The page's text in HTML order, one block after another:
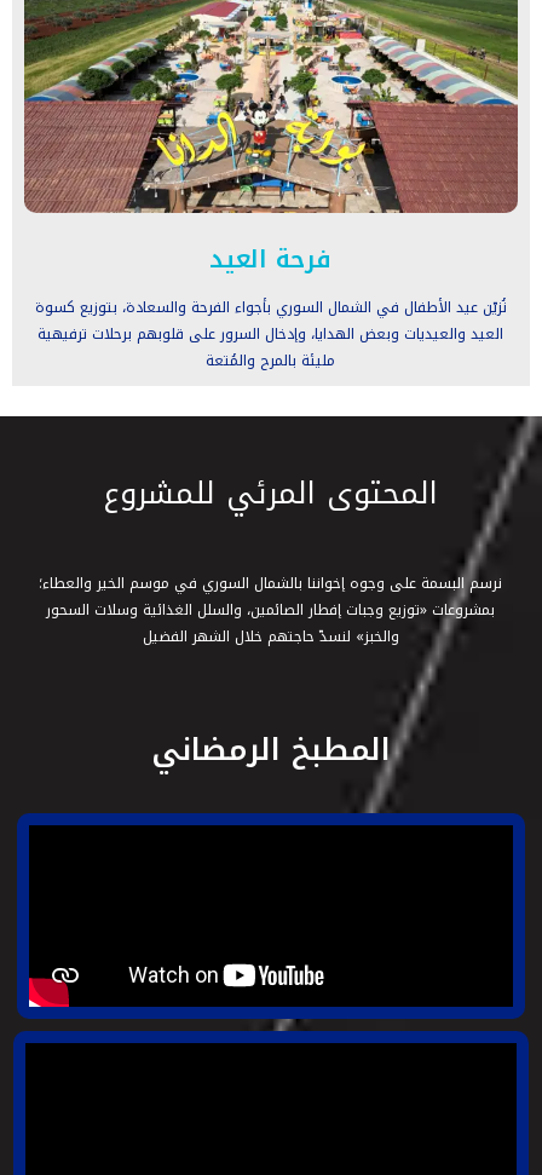
فرحة العيد
نُزيّن عيد الأطفال في الشمال السوري بأجواء الفرحة والسعادة، بتوزيع كسوة
العيد والعيديات وبعض الهدايا، وإدخال السرور على قلوبهم برحلات ترفيهية
مليئة بالمرح والمُتعة
المحتوى المرئي للمشروع
نرسم البسمة على وجوه إخواننا بالشمال السوري في موسم الخير والعطاء؛
بمشروعات «توزيع وجبات إفطار الصائمين، والسلل الغذائية وسلات السحور
والخبز» لنسدّ حاجتهم خلال الشهر الفضيل
المطبخ الرمضاني